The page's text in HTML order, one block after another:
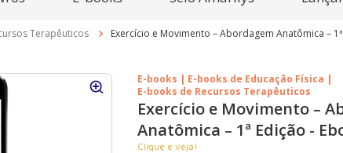
Terapêuticos Exercício e Movimento – Abordagem Anatômica –
E-books | E-books de Educação Física |
E-books de Recursos Terapêuticos
Exercício e Movimento –
Anatômica – 1ª Edição -
Clique e veja!